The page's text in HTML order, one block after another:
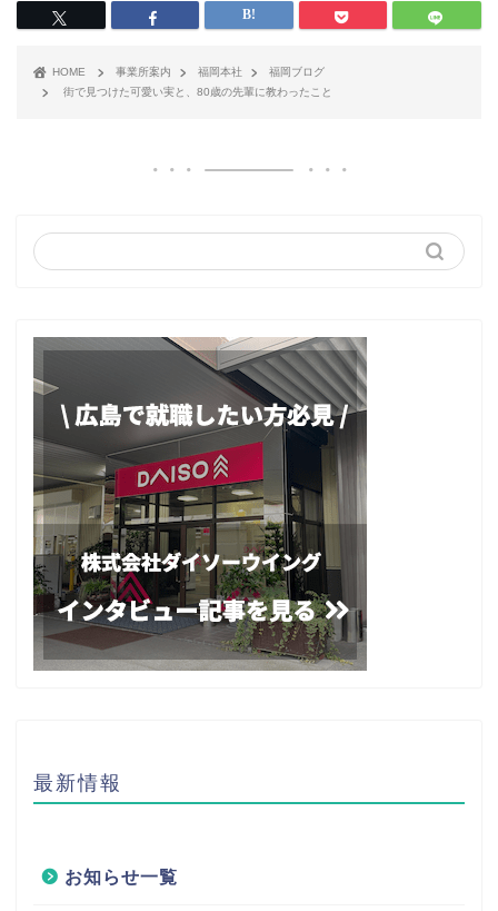
HOME 事業所案内 福岡本社
福岡ブログ
街で見つけた可愛い実と、80歳の先輩に教わったこと
最新情報
お知らせ一覧